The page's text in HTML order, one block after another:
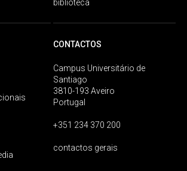
biblioteca
CONTACTOS
Campus Universitário de
Santiago
3810-193 Aveiro
Portugal
+351 234 370 200
contactos gerais